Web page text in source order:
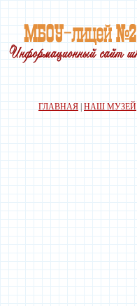
ГЛАВНАЯ НАШ МУЗЕЙ